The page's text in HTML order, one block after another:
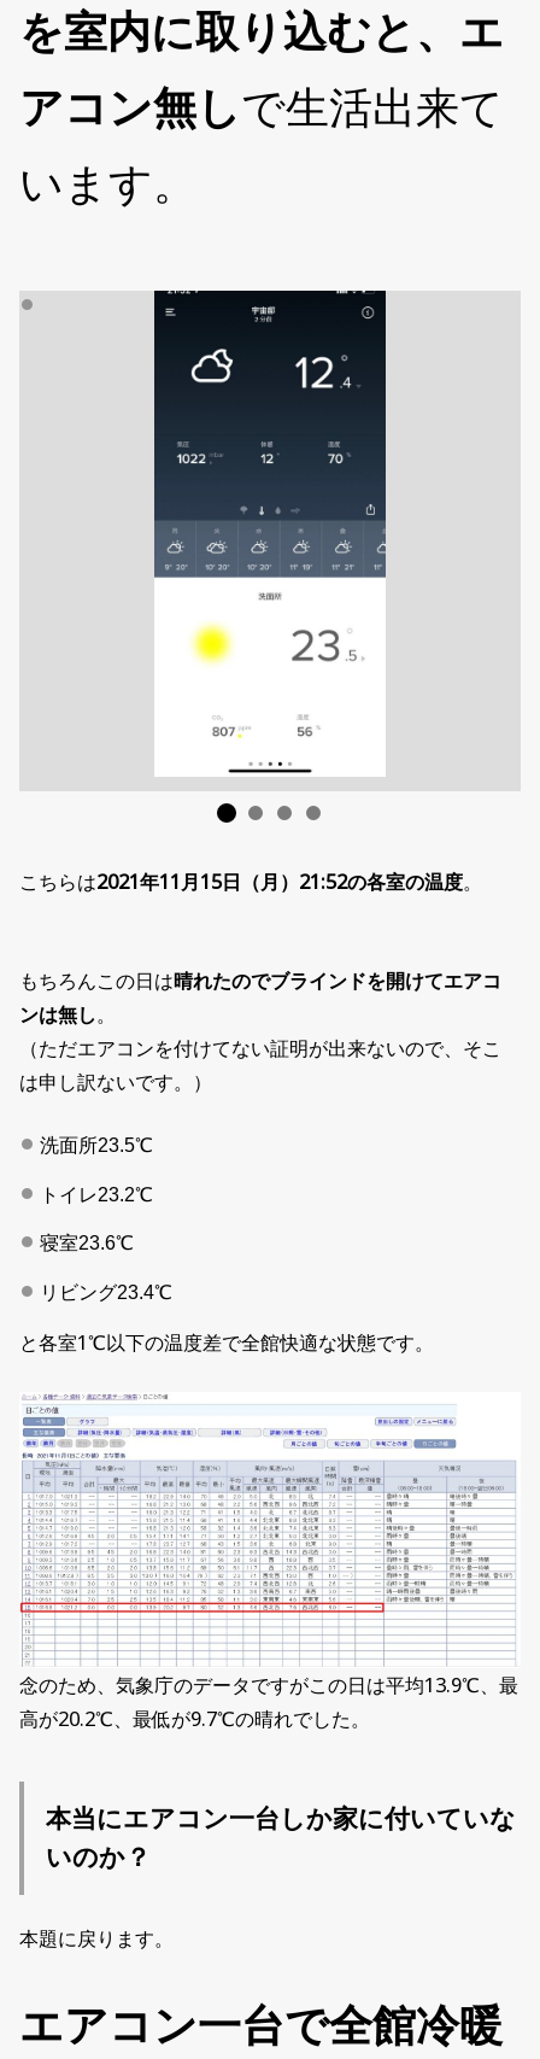
を室内に取り込むと、エ
アコン無しで生活出来て
います。
こちらは2021年11月15日（月）21:52の各室の温度。
もちろんこの日は晴れたのでブラインドを開けてエアコ
ンは無し。
（ただエアコンを付けてない証明が出来ないので、そこ
は申し訳ないです。）
洗面所23.5℃
トイレ23.2℃
寝室23.6℃
リビング23.4℃
と各室1℃以下の温度差で全館快適な状態です。
念のため、気象庁のデータですがこの日は平均13.9℃、最
高が20.2℃、最低が9.7℃の晴れでした。
本当にエアコン一台しか家に付いていな
いのか？
本題に戻ります。
エアコン一台で全館冷暖